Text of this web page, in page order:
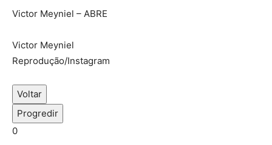
Victor Meyniel – ABRE
Victor Meyniel
Reprodução/Instagram
Voltar
Progredir
0